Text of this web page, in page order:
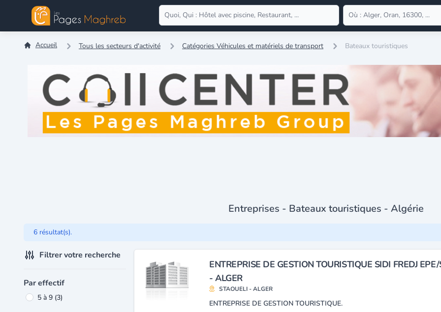
Accueil Tous les secteurs d'activité Catégories Véhicules et matériels de transport Bateaux touristiques
Entreprises - Bateaux touristiques - Algérie
6 résultat(s).
Filtrer votre recherche
Par effectif
5 à 9 (3)
ENTREPRISE DE GESTION TOURISTIQUE SIDI FREDJ
- ALGER
STAOUELI - ALGER
ENTREPRISE DE GESTION TOURISTIQUE.